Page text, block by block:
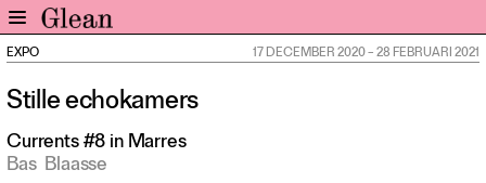
Nieuws
Expo
Interviews
EXPO 17 DECEMBER 2020–28 FEBRUARI 2021
Stille echokamers
Currents #8 in Marres
Bas Blaasse